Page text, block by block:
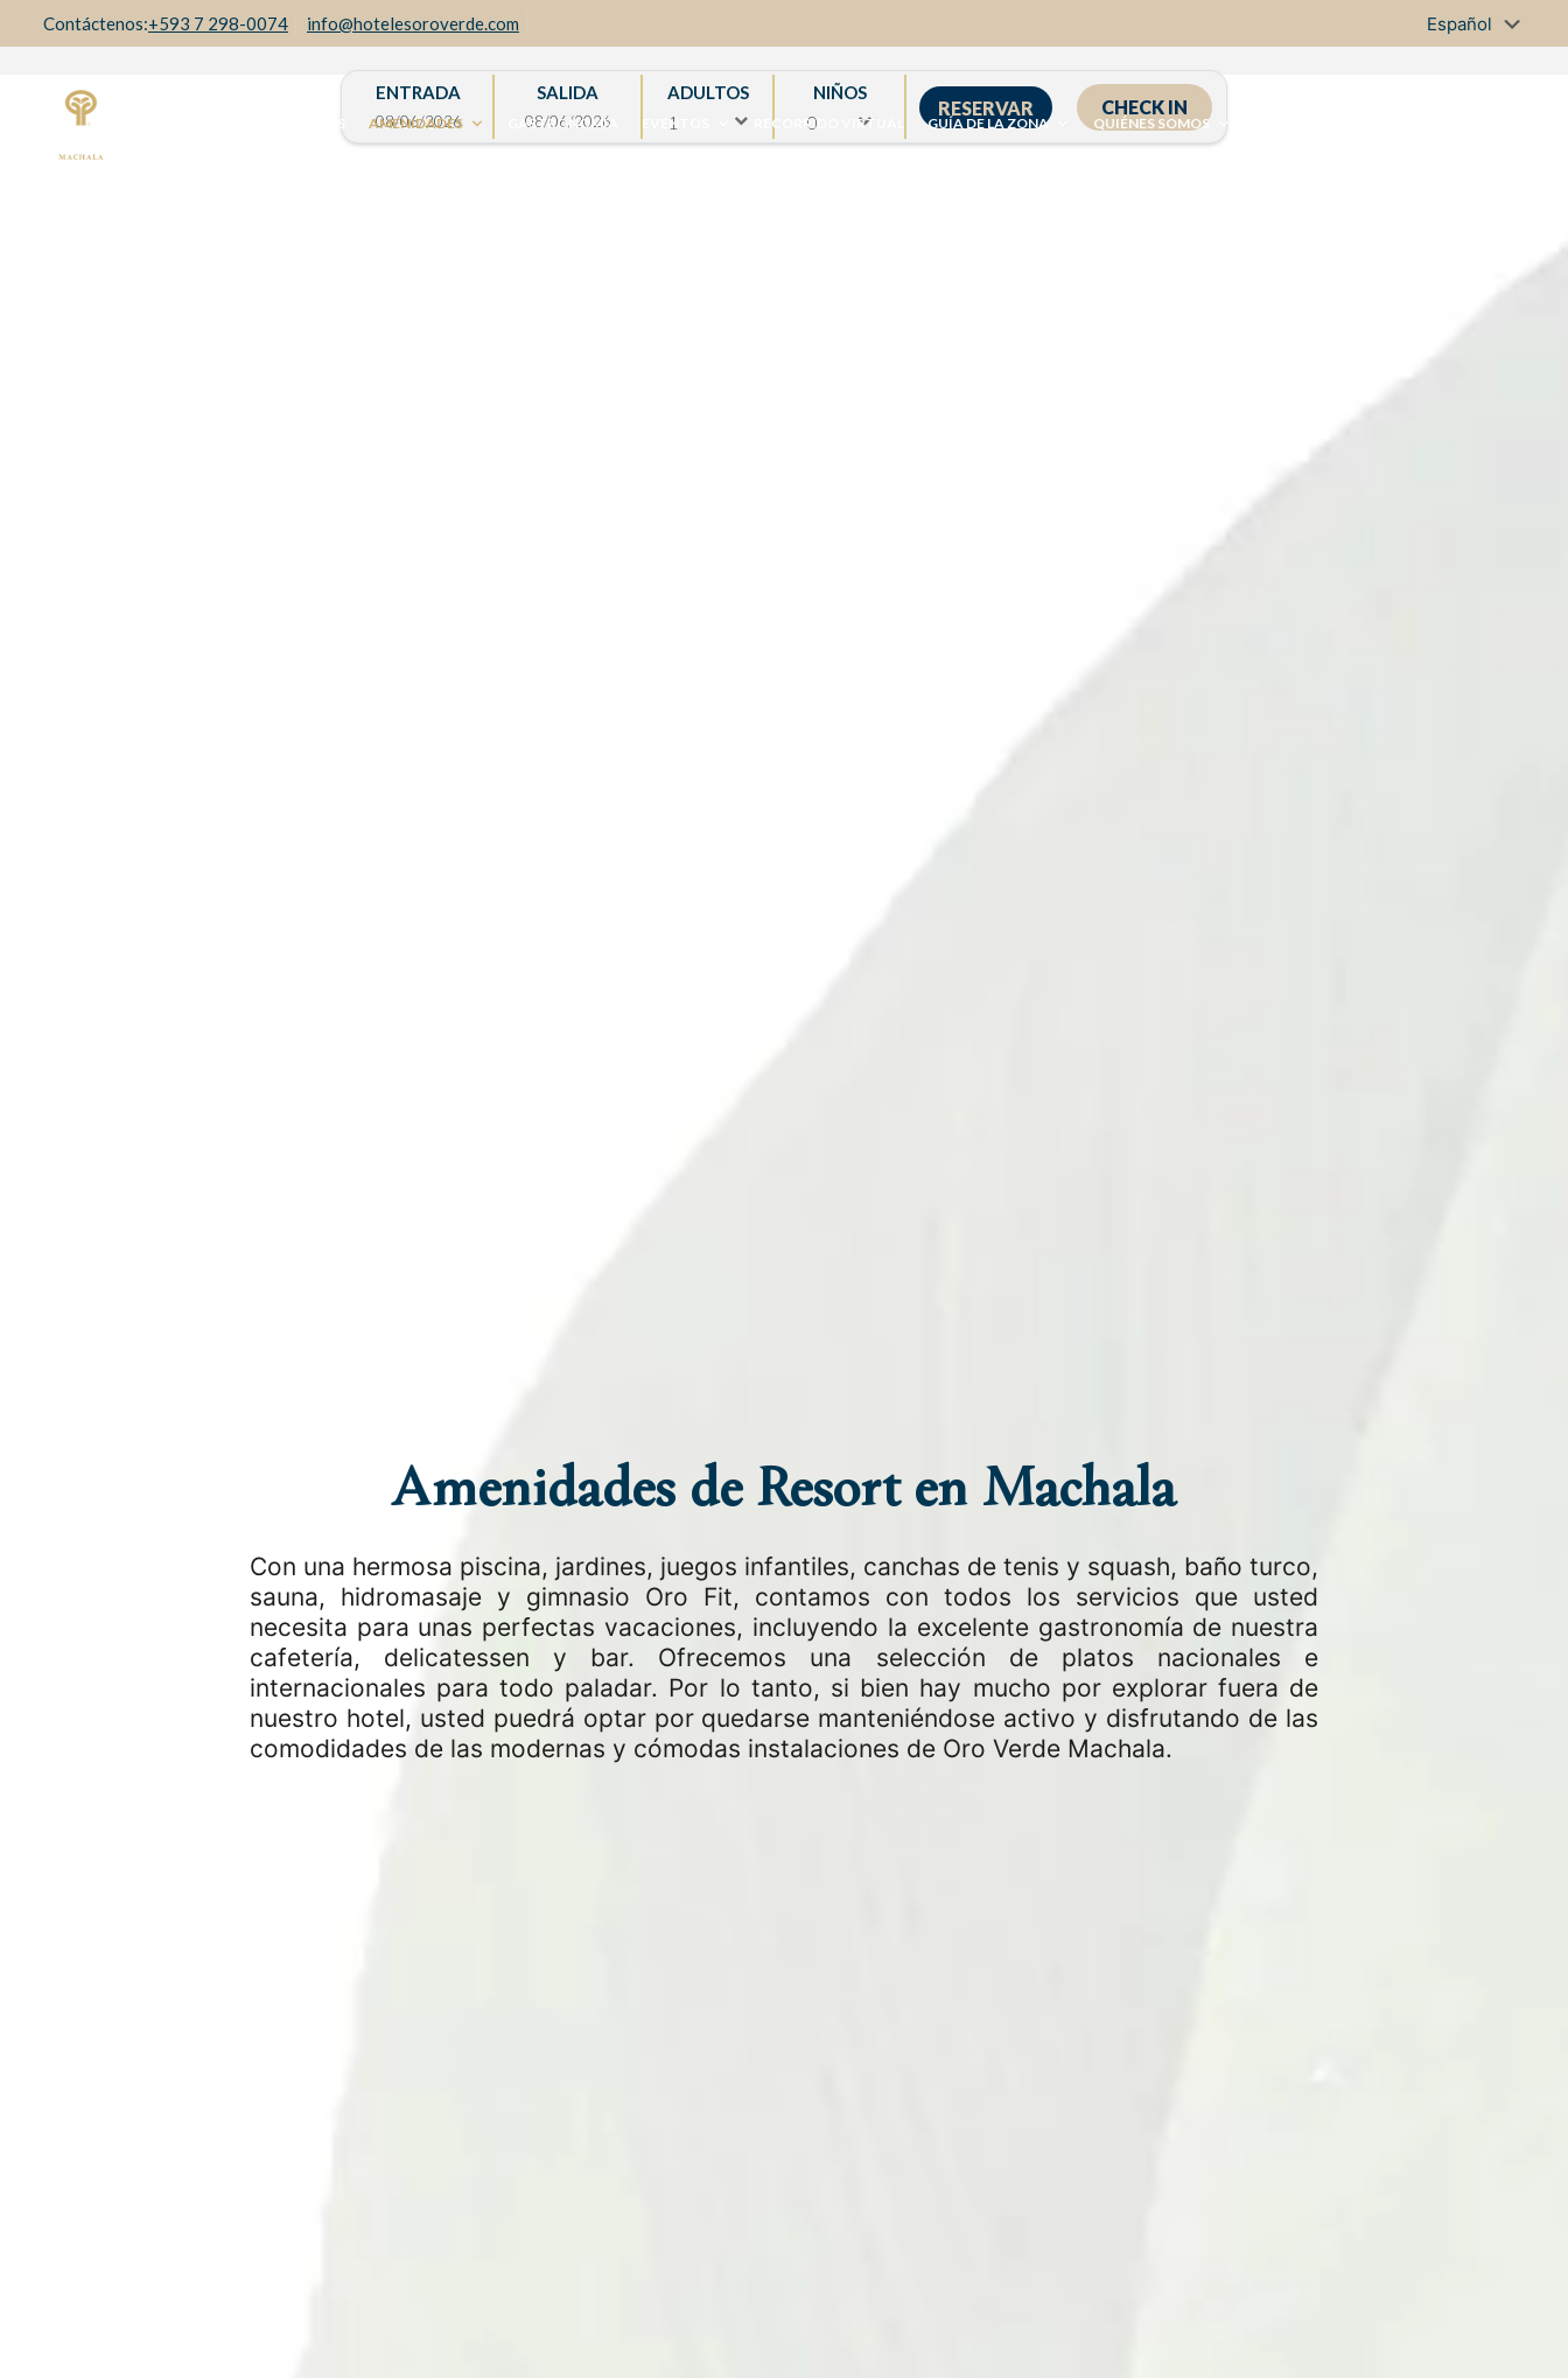
+593 7 298-0074 info@hotelesoroverde.com
HABITACIONES Y SUITES AMENIDADES GASTRONOMÍA EVENTOS RECORRIDO VIRTUAL GUÍA DE LA ZONA QUIÉNES SOMOS
ENTRADA SALIDA ADULTOS NIÑOS
CHECK IN
Amenidades de Resort en Machala
Con una hermosa piscina, jardines, juegos infantiles, canchas de tenis y squash, baño turco,
sauna, hidromasaje y gimnasio Oro Fit, contamos con todos los servicios que usted
necesita para unas perfectas vacaciones, incluyendo la excelente gastronomía de nuestra
cafetería, delicatessen y bar. Ofrecemos una selección de platos nacionales e
internacionales para todo paladar. Por lo tanto, si bien hay mucho por explorar fuera de
nuestro hotel, usted puedrá optar por quedarse manteniéndose activo y disfrutando de las
comodidades de las modernas y cómodas instalaciones de Oro Verde Machala.